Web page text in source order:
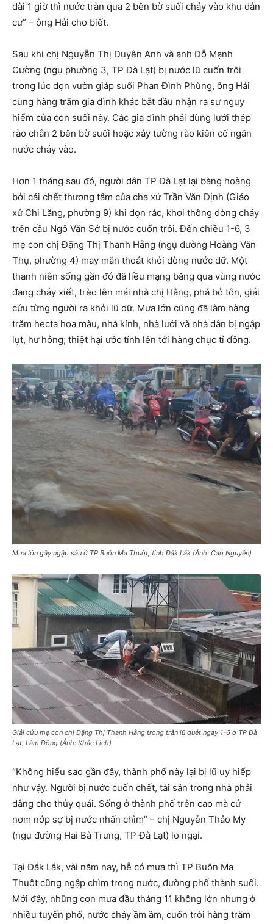
dài 1 giờ thì nước tràn qua 2 bên bờ suối chảy vào khu dân
cư” – ông Hải cho biết.
Sau khi chị Nguyễn Thị Duyên Anh và anh Đỗ Mạnh
Cường (ngụ phường 3, TP Đà Lạt) bị nước lũ cuốn trôi
trong lúc dọn vườn giáp suối Phan Đình Phùng, ông Hải
cùng hàng trăm gia đình khác bắt đầu nhận ra sự nguy
hiểm của con suối này. Các gia đình phải dùng lưới thép
rào chắn 2 bên bờ suối hoặc xây tường rào kiên cố ngăn
nước chảy vào.
Hơn 1 tháng sau đó, người dân TP Đà Lạt lại bàng hoàng
bởi cái chết thương tâm của cha xứ Trần Văn Định (Giáo
xứ Chi Lăng, phường 9) khi dọn rác, khơi thông dòng chảy
trên cầu Ngô Văn Sở bị nước cuốn trôi. Đến chiều 1-6, 3
mẹ con chị Đặng Thị Thanh Hằng (ngụ đường Hoàng Văn
Thụ, phường 4) may mắn thoát khỏi dòng nước dữ. Một
thanh niên sống gần đó đã liều mạng băng qua vùng nước
đang chảy xiết, trèo lên mái nhà chị Hằng, phá bỏ tôn, giải
cứu từng người ra khỏi lũ dữ. Mưa lớn cũng đã làm hàng
trăm hecta hoa màu, nhà kính, nhà lưới và nhà dân bị ngập
lụt, hư hỏng; thiệt hại ước tính lên tới hàng chục tỉ đồng.
Mưa lớn gây ngập sâu ở TP Buôn Ma Thuột, tỉnh Đắk Lắk (Ảnh: Cao Nguyên)
Giải cứu mẹ con chị Đặng Thị Thanh Hằng trong trận lũ quét ngày 1-6 ở TP Đà
Lạt, Lâm Đồng (Ảnh: Khắc Lịch)
“Không hiểu sao gần đây, thành phố này lại bị lũ uy hiếp
như vậy. Người bị nước cuốn chết, tài sản trong nhà phải
dâng cho thủy quái. Sống ở thành phố trên cao mà cứ
nơm nớp sợ bị nước nhấn chìm” – chị Nguyễn Thảo My
(ngụ đường Hai Bà Trưng, TP Đà Lạt) lo ngại.
Tại Đắk Lắk, vài năm nay, hễ có mưa thì TP Buôn Ma
Thuột cũng ngập chìm trong nước, đường phố thành suối.
Mới đây, những cơn mưa đầu tháng 11 không lớn nhưng ở
nhiều tuyến phố, nước chảy ầm ầm, cuốn trôi hàng trăm